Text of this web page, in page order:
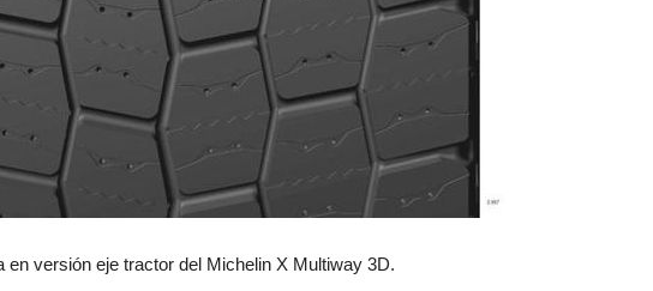
en versión eje tractor del Michelin X Multiway 3D.